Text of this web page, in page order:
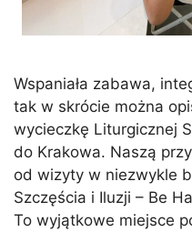
Wspaniała zabawa,
tak w skrócie można
wycieczkę Liturgicznej
do Krakowa. Naszą
od wizyty w niezwykle
Szczęścia i Iluzji – Be
To wyjątkowe miejsce